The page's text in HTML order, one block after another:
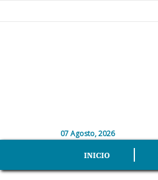
07 Agosto, 2026
INICIO